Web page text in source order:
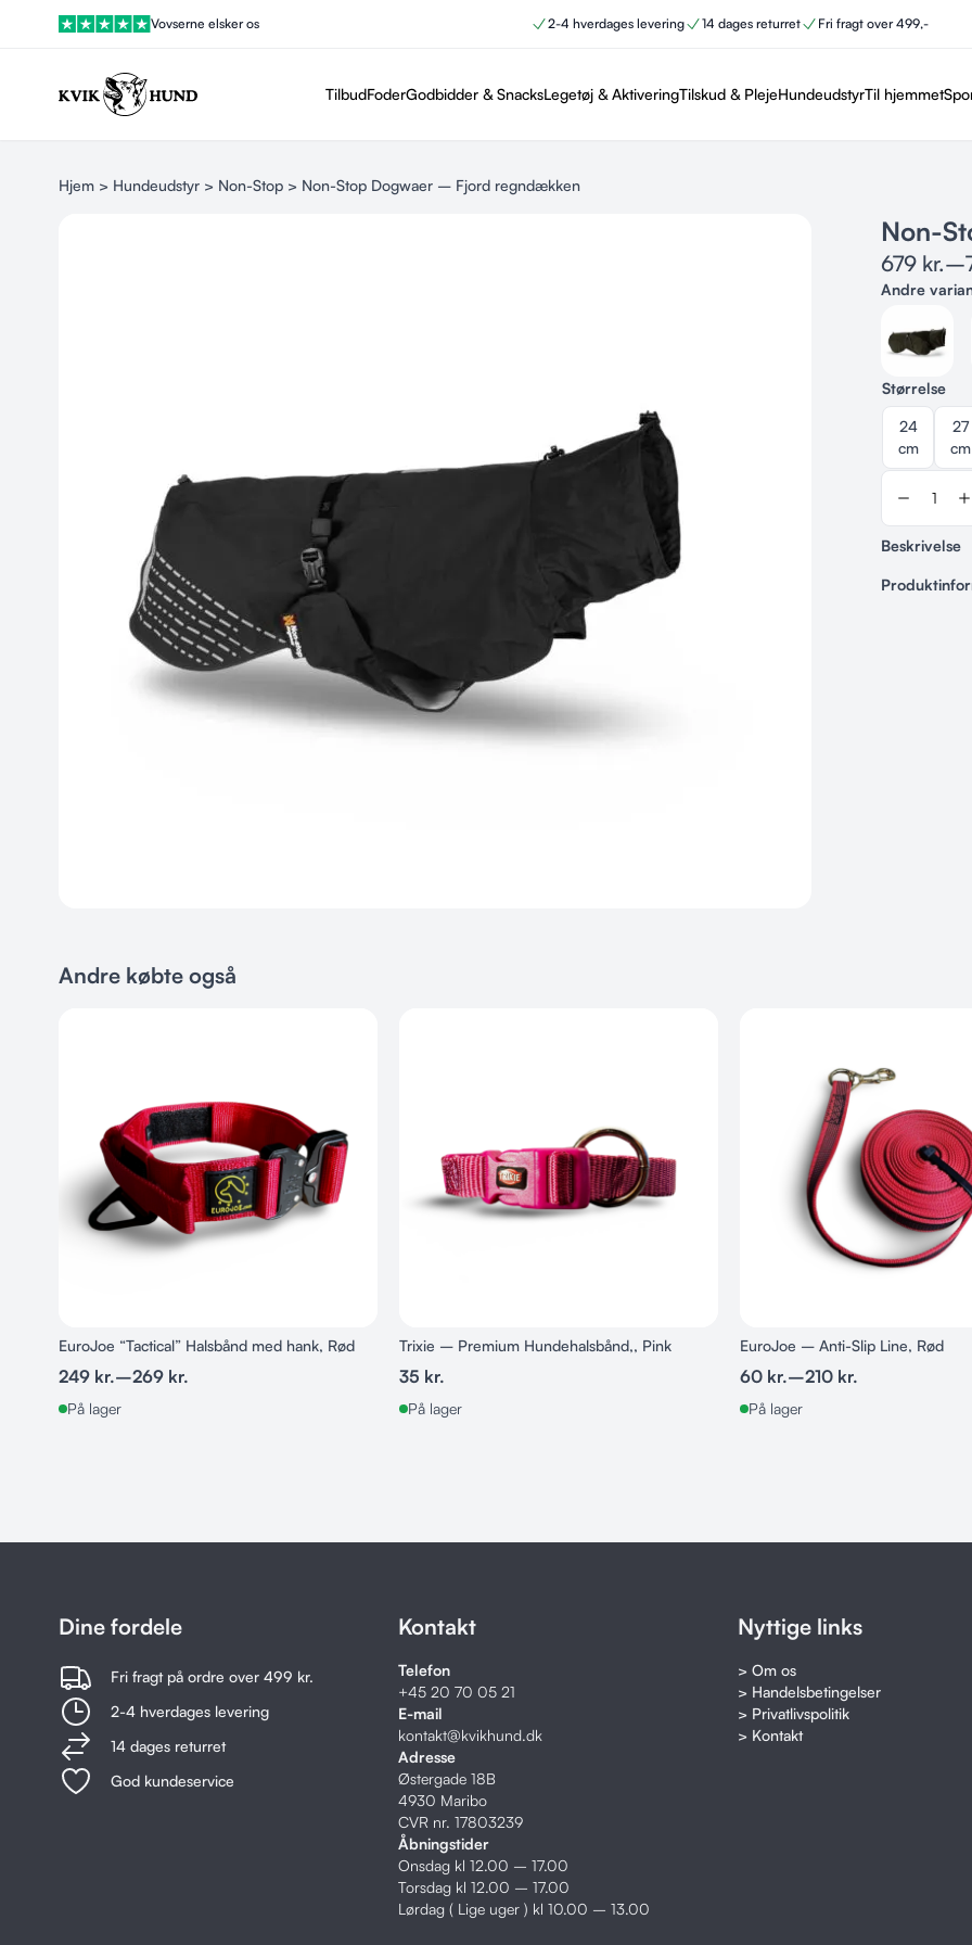
Vovserne elsker os 2-4 hverdages levering 14 dages returret Fri fragt over 499,-
TilbudFoderGodbidder & SnacksLegetøj & AktiveringTilskud & PlejeHundeudstyrTil hjemmet
Hjem > Hundeudstyr > Non-Stop > Non-Stop Dogwaer – Fjord regndækken
Non-
679 kr.–
Andre
Størrelse
24
cm
27
cm
Beskrivelse
Size 24
Back
length
22-
26 cm
Andre købte også
EuroJoe “Tactical” Halsbånd med hank, Rød
249 kr.–269 kr.
På lager
Trixie – Premium Hundehalsbånd,, Pink
35 kr.
På lager
EuroJoe – Anti-Slip Line, Rød
60 kr.–210 kr.
På lager
Dine fordele
Fri fragt på ordre over 499 kr.
2-4 hverdages levering
14 dages returret
God kundeservice
Kontakt
Telefon
+45 20 70 05 21
E-mail
kontakt@kvikhund.dk
Adresse
Østergade 18B
4930 Maribo
CVR nr. 17803239
Åbningstider
Onsdag kl 12.00 – 17.00
Torsdag kl 12.00 – 17.00
Lørdag ( Lige uger ) kl 10.00 – 13.00
Nyttige links
> Om os
> Handelsbetingelser
> Privatlivspolitik
> Kontakt